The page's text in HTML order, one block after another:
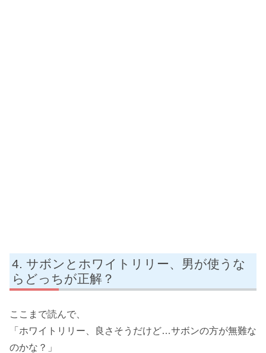
サボンとホワイトリリー、男が使うな
らどっちが正解？
ここまで読んで、
「ホワイトリリー、良さそうだけど…サボンの方が無難な
のかな？」